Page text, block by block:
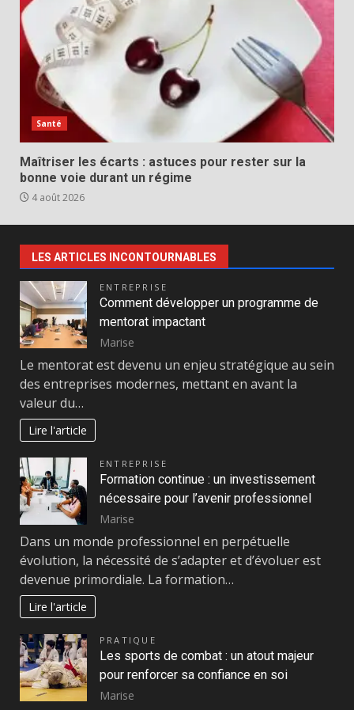
Santé
Maîtriser les écarts : astuces pour rester sur la
bonne voie durant un régime
4 août 2026
LES ARTICLES INCONTOURNABLES
ENTREPRISE
Comment développer un programme de
mentorat impactant
Marise
Le mentorat est devenu un enjeu stratégique au sein
des entreprises modernes, mettant en avant la
valeur du…
Lire l'article
ENTREPRISE
Formation continue : un investissement
nécessaire pour l’avenir professionnel
Marise
Dans un monde professionnel en perpétuelle
évolution, la nécessité de s’adapter et d’évoluer est
devenue primordiale. La formation…
Lire l'article
PRATIQUE
Les sports de combat : un atout majeur
pour renforcer sa confiance en soi
Marise